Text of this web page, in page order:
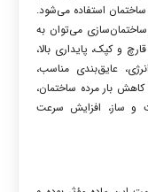
استفاده می‌شود.
ساختمان‌سازی می‌توان به
و کپک، پایداری بالا،
عایق‌بندی مناسب،
بار مرده ساختمان،
ساز، افزایش سرعت